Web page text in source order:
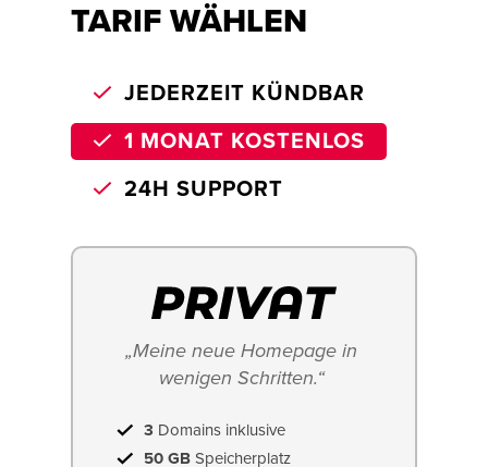
TARIF WÄHLEN
JEDERZEIT KÜNDBAR
1 MONAT KOSTENLOS
24H SUPPORT
„Meine neue Homepage in
wenigen Schritten.“
3 Domains inklusive
50 GB Speicherplatz